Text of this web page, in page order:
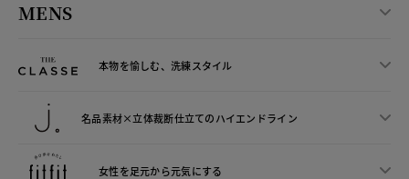
MENS
本物を愉しむ、洗練スタイル
名品素材×立体裁断仕立てのハイエンドライン
女性を足元から元気にする